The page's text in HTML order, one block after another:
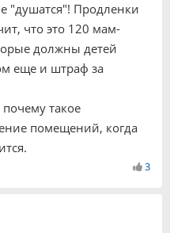
"душатся"! Продленки
что это 120 мам-
должны детей
еще и штраф за
такое
помещений, когда
3